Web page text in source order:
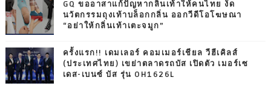
GQ ขออาสาแก้ปัญหากลิ่นเท้าให้คนไทย งัด
นวัตกรรมถุงเท้าบล็อกกลิ่น ออกวีดีโอโฆษณา
“อย่าให้กลิ่นเท้าเตะจมูก”
ครั้งแรก!! เดมเลอร์ คอมเมอร์เชียล วีฮีเคิลส์
(ประเทศไทย) เขย่าตลาดรถบัส เปิดตัว เมอร์เซ
เดส-เบนซ์ บัส รุ่น OH1626L